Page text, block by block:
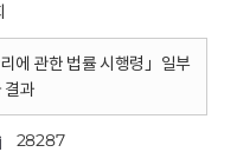
에 관한 법률 시행령」일부
결과
28287